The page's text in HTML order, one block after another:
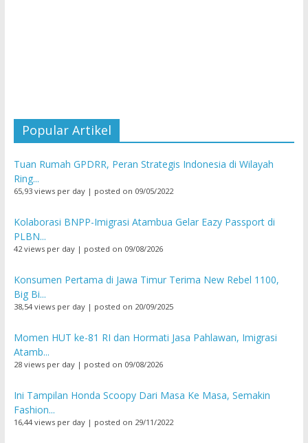
Popular Artikel
Tuan Rumah GPDRR, Peran Strategis Indonesia di Wilayah
Ring...
65,93 views per day| posted on 09/05/2022
Kolaborasi BNPP-Imigrasi Atambua Gelar Eazy Passport di
PLBN...
42 views per day| posted on 09/08/2026
Konsumen Pertama di Jawa Timur Terima New Rebel 1100,
Big Bi...
38,54 views per day| posted on 20/09/2025
Momen HUT ke-81 RI dan Hormati Jasa Pahlawan, Imigrasi
Atamb...
28 views per day| posted on 09/08/2026
Ini Tampilan Honda Scoopy Dari Masa Ke Masa, Semakin
Fashion...
16,44 views per day| posted on 29/11/2022